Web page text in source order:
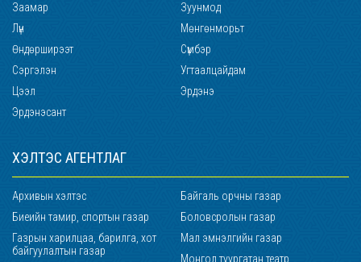
Заамар
Зуунмод
Лүн
Мөнгөнморьт
Өндөрширээт
Сүмбэр
Сэргэлэн
Угтаалцайдам
Цээл
Эрдэнэ
Эрдэнэсант
ХЭЛТЭС АГЕНТЛАГ
Архивын хэлтэс
Байгаль орчны газар
Биеийн тамир, спортын газар
Боловсролын газар
Газрын харилцаа, барилга, хот
байгуулалтын газар
Мал эмнэлгийн газар
Монгол туургатан театр